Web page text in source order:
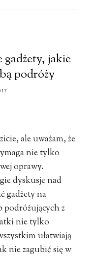
jakie
podróży
ale uważam, że
nie tylko
oprawy.
dyskusje nad
gadżety na
podróżujących z
nie tylko
ułatwiają
nie zagubić się w